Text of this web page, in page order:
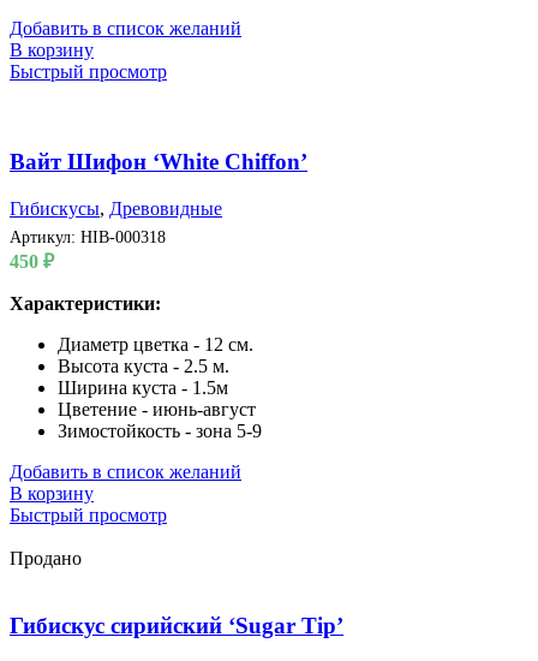
Добавить в список желаний
В корзину
Быстрый просмотр
Вайт Шифон ‘White Chiffon’
Гибискусы, Древовидные
Артикул: HIB-000318
450 ₽
Характеристики:
Диаметр цветка - 12 см.
Высота куста - 2.5 м.
Ширина куста - 1.5м
Цветение - июнь-август
Зимостойкость - зона 5-9
Добавить в список желаний
В корзину
Быстрый просмотр
Продано
Гибискус сирийский ‘Sugar Tip’